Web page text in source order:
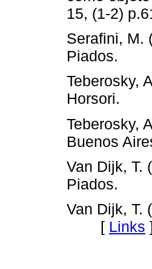
15, (1-2)
Serafini, M.
Piados.
Teberosky,
Horsori.
Teberosky,
Buenos
Van Dijk, T.
Piados.
Van Dijk, T.
[ Links